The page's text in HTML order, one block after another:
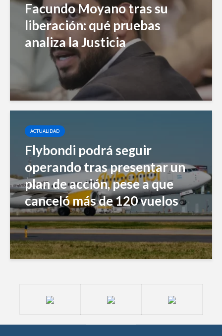
Facundo Moyano tras su
liberación: qué pruebas
analiza la Justicia
ACTUALIDAD
Flybondi podrá seguir
operando tras presentar un
plan de acción, pese a que
canceló más de 120 vuelos